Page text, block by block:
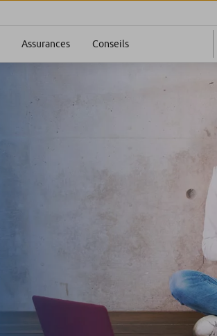
Assurances Conseils